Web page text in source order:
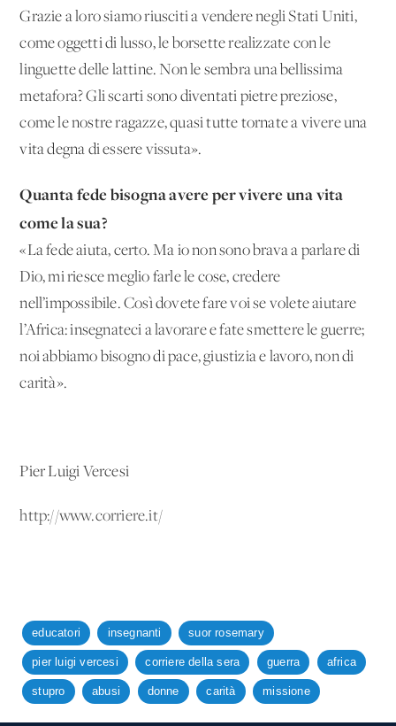
Grazie a loro siamo riusciti a vendere negli Stati Uniti,
come oggetti di lusso, le borsette realizzate con le
linguette delle lattine. Non le sembra una bellissima
metafora? Gli scarti sono diventati pietre preziose,
come le nostre ragazze, quasi tutte tornate a vivere una
vita degna di essere vissuta».
Quanta fede bisogna avere per vivere una vita
come la sua?
«La fede aiuta, certo. Ma io non sono brava a parlare di
Dio, mi riesce meglio farle le cose, credere
nell’impossibile. Così dovete fare voi se volete aiutare
l’Africa: insegnateci a lavorare e fate smettere le guerre;
noi abbiamo bisogno di pace, giustizia e lavoro, non di
carità».
Pier Luigi Vercesi
http://www.corriere.it/
educatori insegnanti suor rosemary
pier luigi vercesi corriere della sera guerra africa
stupro abusi donne carità missione